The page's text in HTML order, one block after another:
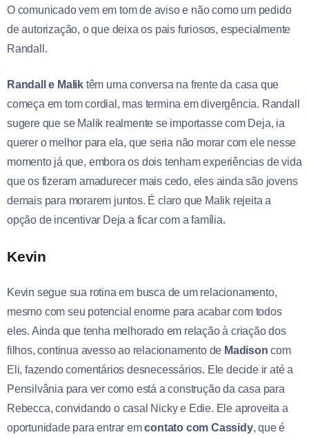
O comunicado vem em tom de aviso e não como um pedido
de autorização, o que deixa os pais furiosos, especialmente
Randall.
Randall e Malik têm uma conversa na frente da casa que
começa em tom cordial, mas termina em divergência. Randall
sugere que se Malik realmente se importasse com Deja, ia
querer o melhor para ela, que seria não morar com ele nesse
momento já que, embora os dois tenham experiências de vida
que os fizeram amadurecer mais cedo, eles ainda são jovens
demais para morarem juntos. É claro que Malik rejeita a
opção de incentivar Deja a ficar com a família.
Kevin
Kevin segue sua rotina em busca de um relacionamento,
mesmo com seu potencial enorme para acabar com todos
eles. Ainda que tenha melhorado em relação à criação dos
filhos, continua avesso ao relacionamento de Madison com
Eli, fazendo comentários desnecessários. Ele decide ir até a
Pensilvânia para ver como está a construção da casa para
Rebecca, convidando o casal Nicky e Edie. Ele aproveita a
oportunidade para entrar emcontato com Cassidy, que é